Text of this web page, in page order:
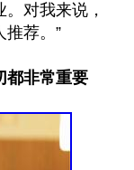
对我来说，
推荐。”
都非常重要